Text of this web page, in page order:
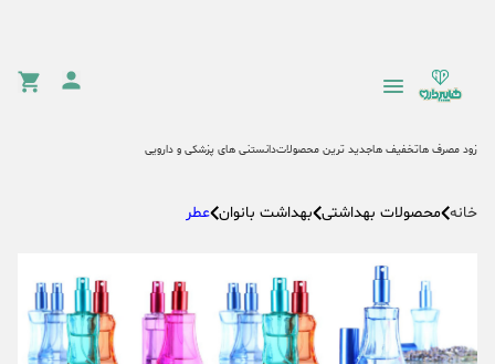
زود مصرف هاتخفیف هاجدید ترین محصولاتدانستنی های پزشکی و دارویی
خانه محصولات بهداشتی بهداشت بانوان عطر